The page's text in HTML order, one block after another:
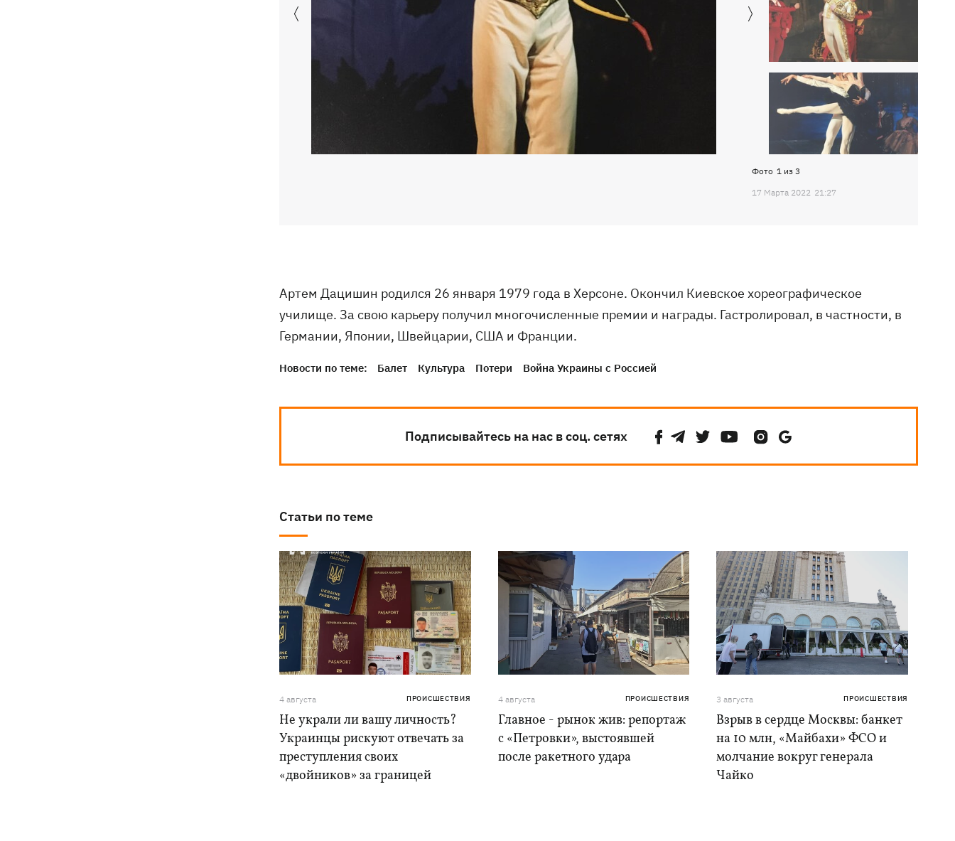
Фото 1 из 3
17 Марта 2022 21:27
Артем Дацишин родился 26 января 1979 года в Херсоне. Окончил Киевское хореографическое
училище. За свою карьеру получил многочисленные премии и награды. Гастролировал, в частности, в
Германии, Японии, Швейцарии, США и Франции.
Новости по теме: Балет Культура Потери Война Украины с Россией
Подписывайтесь на нас в соц. сетях
Статьи по теме
4 августа ПРОИСШЕСТВИЯ
Не украли ли вашу личность?
Украинцы рискуют отвечать за
преступления своих
«двойников» за границей
4 августа ПРОИСШЕСТВИЯ
Главное - рынок жив: репортаж
с «Петровки», выстоявшей
после ракетного удара
3 августа ПРОИСШЕСТВИЯ
Взрыв в сердце Москвы: банкет
на 10 млн, «Майбахи» ФСО и
молчание вокруг генерала
Чайко